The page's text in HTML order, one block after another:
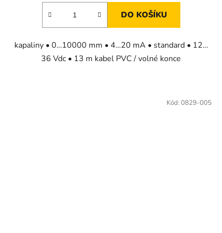
DO KOŠÍKU
kapaliny • 0…10000 mm • 4…20 mA • standard • 12…
36 Vdc • 13 m kabel PVC / volné konce
Kód: 0829-005